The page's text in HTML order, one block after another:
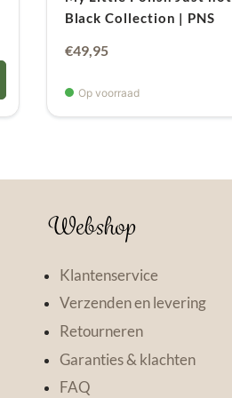
Black Collection | PNS
Oorspronkelijke
was:
€53,70.
€49,95Huidige
is:
€49,95.
Op voorraad
Webshop
Klantenservice
Verzenden en levering
Retourneren
Garanties & klachten
FAQ